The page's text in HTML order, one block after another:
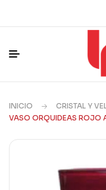
INICIO CRISTAL Y
VASO ORQUIDEAS ROJO